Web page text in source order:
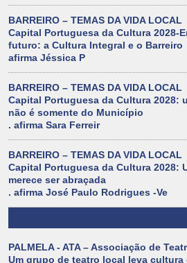
BARREIRO – TEMAS DA VIDA LOCAL
Capital Portuguesa da Cultura 2028-
futuro: a Cultura Integral e o Barreiro
afirma Jéssica P
BARREIRO – TEMAS DA VIDA LOCAL
Capital Portuguesa da Cultura 2028:
não é somente do Município
. afirma Sara Ferreir
BARREIRO – TEMAS DA VIDA LOCAL
Capital Portuguesa da Cultura 2028:
merece ser abraçada
. afirma José Paulo Rodrigues -Ve
PALMELA - ATA – Associação de
Um grupo de teatro local leva cultura